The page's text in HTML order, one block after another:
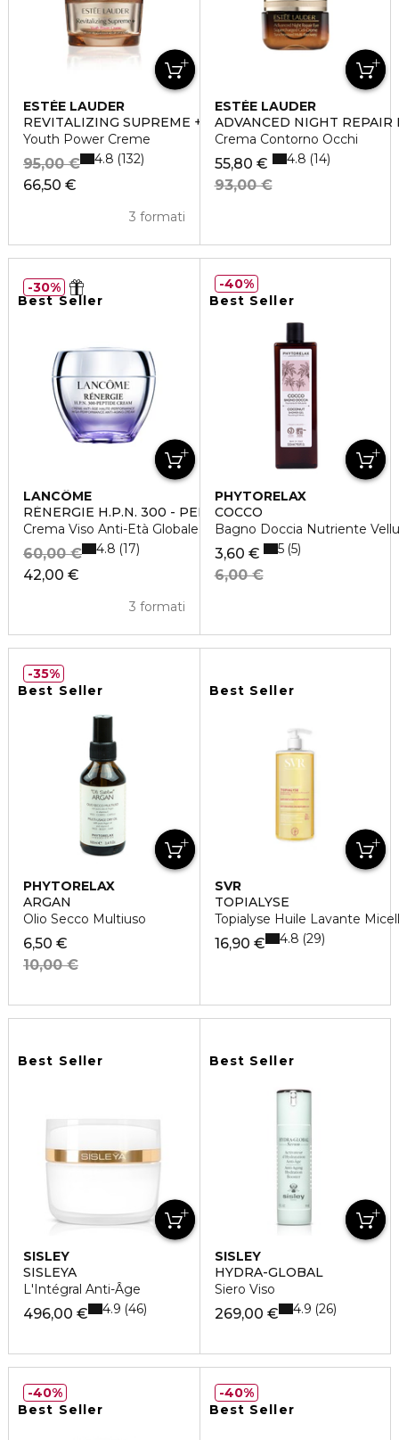
ESTÉE LAUDER
REVITALIZING SUPREME +
Youth Power Creme
66,50 €
95,00 €
3 formati
4.8 132
ESTÉE LAUDER
ADVANCED NIGHT REPAIR
Crema Contorno Occhi
55,80 €
93,00 €
4.8 14
Best Seller
LANCÔME
RÉNERGIE H.P.N. 300 - PEPTIDE CREAM
Crema Viso Anti-Età Globale Alta Performance
42,00 €
60,00 €
3 formati
4.8 17
30%
Best Seller
PHYTORELAX
COCCO
Bagno Doccia Nutriente
3,60 €
6,00 €
5 5
40%
Best Seller
PHYTORELAX
ARGAN
Olio Secco Multiuso
6,50 €
10,00 €
35%
Best Seller
SVR
TOPIALYSE
Topialyse Huile Lavante
16,90 € 4.8 29
Best Seller
SISLEY
SISLEYA
L'Intégral Anti-Âge
496,00 € 4.9 46
Best Seller
SISLEY
HYDRA-GLOBAL
Siero Viso
269,00 € 4.9 26
Best Seller
40%
Best Seller
40%